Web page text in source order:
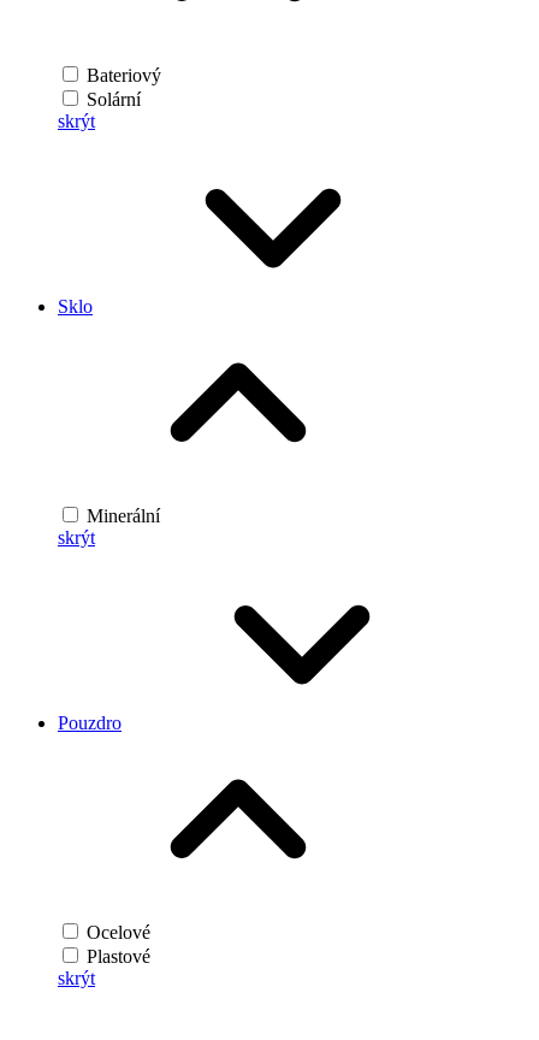
Bateriový
Solární
skrýt
Sklo
Minerální
skrýt
Pouzdro
Ocelové
Plastové
skrýt